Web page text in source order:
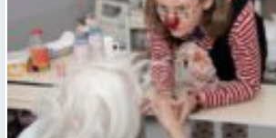
Ar smaidu un profesionālu sirdsiltumu: Dakteri
ar senioriem Vidzemes slimnīcā